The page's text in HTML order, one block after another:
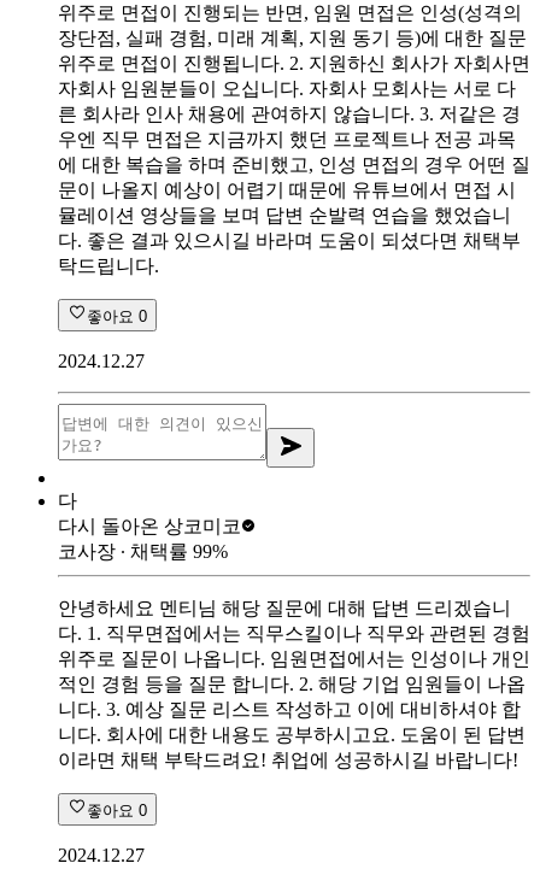
위주로 면접이 진행되는 반면, 임원 면접은 인성(성격의
장단점, 실패 경험, 미래 계획, 지원 동기 등)에 대한 질문
위주로 면접이 진행됩니다. 2. 지원하신 회사가 자회사면
자회사 임원분들이 오십니다. 자회사 모회사는 서로 다
른 회사라 인사 채용에 관여하지 않습니다. 3. 저같은 경
우엔 직무 면접은 지금까지 했던 프로젝트나 전공 과목
에 대한 복습을 하며 준비했고, 인성 면접의 경우 어떤 질
문이 나올지 예상이 어렵기 때문에 유튜브에서 면접 시
뮬레이션 영상들을 보며 답변 순발력 연습을 했었습니
다. 좋은 결과 있으시길 바라며 도움이 되셨다면 채택부
탁드립니다.
좋아요 0
2024.12.27
다
다시 돌아온 상코미코
코사장 ∙ 채택률 99%
안녕하세요 멘티님 해당 질문에 대해 답변 드리겠습니
다. 1. 직무면접에서는 직무스킬이나 직무와 관련된 경험
위주로 질문이 나옵니다. 임원면접에서는 인성이나 개인
적인 경험 등을 질문 합니다. 2. 해당 기업 임원들이 나옵
니다. 3. 예상 질문 리스트 작성하고 이에 대비하셔야 합
니다. 회사에 대한 내용도 공부하시고요. 도움이 된 답변
이라면 채택 부탁드려요! 취업에 성공하시길 바랍니다!
좋아요 0
2024.12.27